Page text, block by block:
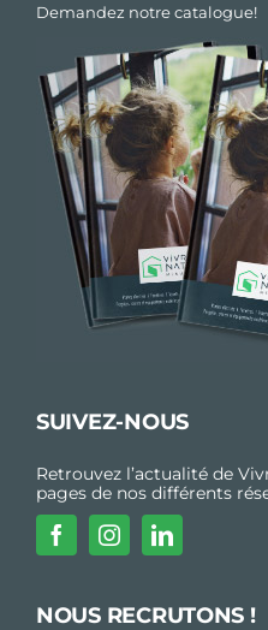
Demandez notre catalogue!
SUIVEZ-NOUS
Retrouvez l’actualité de
pages de nos différents
NOUS RECRUTONS !